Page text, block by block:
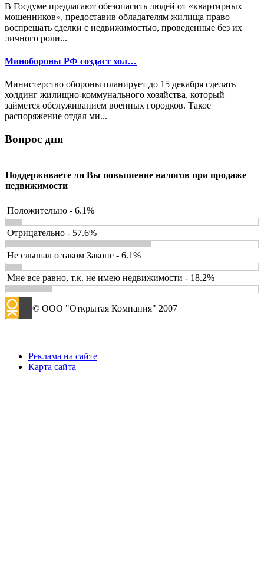
В Госдуме предлагают обезопасить людей от «квартирных
мошенников», предоставив обладателям жилища право
воспрещать сделки с недвижимостью, проведенные без их
личного роли...
Минобороны РФ создаст хол…
Министерство обороны планирует до 15 декабря сделать
холдинг жилищно-коммунального хозяйства, который
займется обслуживанием военных городков. Такое
распоряжение отдал ми...
Вопрос дня
Поддерживаете ли Вы повышение налогов при продаже
недвижимости
Положительно - 6.1%
Отрицательно - 57.6%
Не слышал о таком Законе - 6.1%
Мне все равно, т.к. не имею недвижимости - 18.2%
© ООО "Открытая Компания" 2007
Реклама на сайте
Карта сайта